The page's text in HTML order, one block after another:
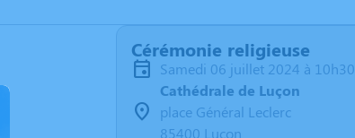
Cérémonie religieuse
samedi 06 juillet 2024 à 10h30
Cathédrale de Luçon
place Général Leclerc
85400 Luçon